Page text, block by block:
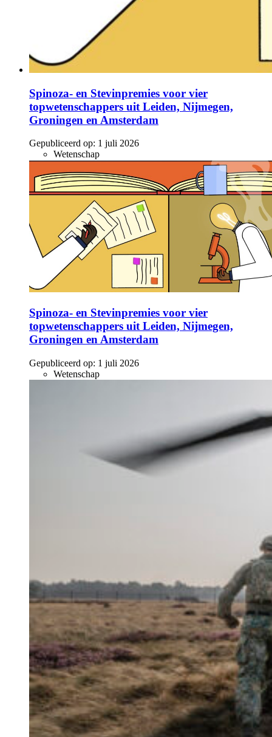
Spinoza- en Stevinpremies voor vier
topwetenschappers uit Leiden, Nijmegen,
Groningen en Amsterdam
Gepubliceerd op: 1 juli 2026
Wetenschap
Spinoza- en Stevinpremies voor vier
topwetenschappers uit Leiden, Nijmegen,
Groningen en Amsterdam
Gepubliceerd op: 1 juli 2026
Wetenschap